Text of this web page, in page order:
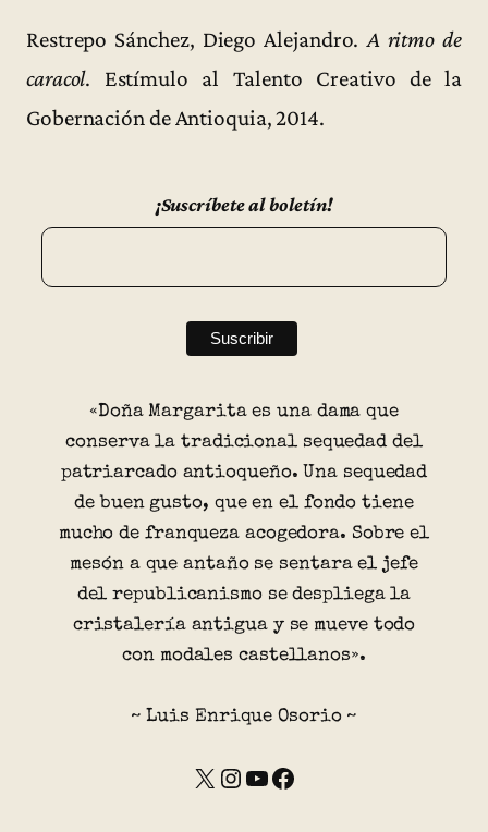
Restrepo Sánchez, Diego Alejandro. A ritmo de
caracol. Estímulo al Talento Creativo de la
Gobernación de Antioquia, 2014.
¡Suscríbete al boletín!
«Doña Margarita es una dama que
conserva la tradicional sequedad del
patriarcado antioqueño. Una sequedad
de buen gusto, que en el fondo tiene
mucho de franqueza acogedora. Sobre el
mesón a que antaño se sentara el jefe
del republicanismo se despliega la
cristalería antigua y se mueve todo
con modales castellanos».
~ Luis Enrique Osorio ~
X Instagram YouTube Facebook